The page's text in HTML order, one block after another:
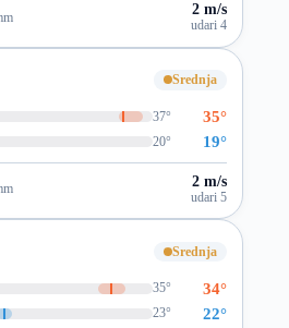
2 m/s
udari 4
Srednja
37° 35°
20° 19°
2 m/s
udari 5
Srednja
35° 34°
23° 22°